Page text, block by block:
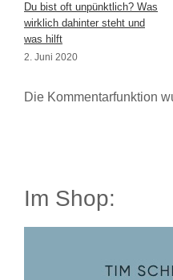
Du bist oft unpünktlich? Was
wirklich dahinter steht und
was hilft
2. Juni 2020
Die Kommentarfunktion
Im Shop: